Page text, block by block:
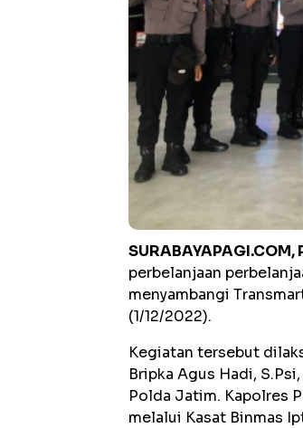
SURABAYAPAGI.COM,
perbelanjaan
menyambangi
(1/12/2022).
Kegiatan tersebut
Bripka Agus Hadi,
Polda Jatim. Kapolres
melalui Kasat Binmas